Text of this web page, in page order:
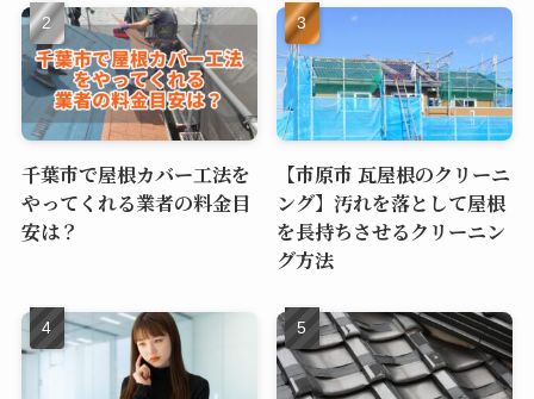
千葉市で屋根カバー工法を
やってくれる業者の料金目
安は？
【市原市 瓦屋根のクリーニ
ング】汚れを落として屋根
を長持ちさせるクリーニン
グ方法